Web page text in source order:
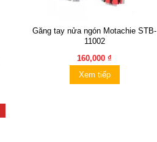
Găng tay nửa ngón Motachie STB-
11002
160,000 ₫
Xem tiếp